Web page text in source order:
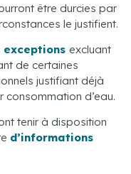
être durcies par
le justifient.
exceptionsexcluant
de certaines
justifiant déjà
d’eau.
tenir à disposition
d’informations